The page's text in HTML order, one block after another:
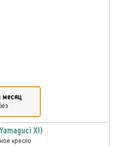
месяц
XI)
кресло